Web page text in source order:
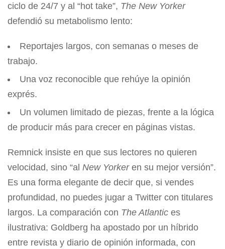
ciclo de 24/7 y al “hot take”, The New Yorker
defendió su metabolismo lento:
Reportajes largos, con semanas o meses de
trabajo.
Una voz reconocible que rehúye la opinión
exprés.
Un volumen limitado de piezas, frente a la lógica
de producir más para crecer en páginas vistas.
Remnick insiste en que sus lectores no quieren
velocidad, sino “al New Yorkeren su mejor versión”.
Es una forma elegante de decir que, si vendes
profundidad, no puedes jugar a Twitter con titulares
largos. La comparación con The Atlantic es
ilustrativa: Goldberg ha apostado por un híbrido
entre revista y diario de opinión informada, con